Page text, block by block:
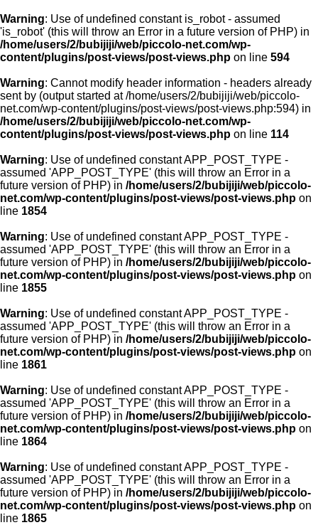
Warning: Use of undefined constant is_robot - assumed
'is_robot' (this will throw an Error in a future version of PHP) in
/home/users/2/bubijiji/web/piccolo-net.com/wp-
content/plugins/post-views/post-views.php on line 594
Warning: Cannot modify header information - headers already
sent by (output started at /home/users/2/bubijiji/web/piccolo-
net.com/wp-content/plugins/post-views/post-views.php:594) in
/home/users/2/bubijiji/web/piccolo-net.com/wp-
content/plugins/post-views/post-views.php on line 114
Warning: Use of undefined constant APP_POST_TYPE -
assumed 'APP_POST_TYPE' (this will throw an Error in a
future version of PHP) in /home/users/2/bubijiji/web/piccolo-
net.com/wp-content/plugins/post-views/post-views.php on
line 1854
Warning: Use of undefined constant APP_POST_TYPE -
assumed 'APP_POST_TYPE' (this will throw an Error in a
future version of PHP) in /home/users/2/bubijiji/web/piccolo-
net.com/wp-content/plugins/post-views/post-views.php on
line 1855
Warning: Use of undefined constant APP_POST_TYPE -
assumed 'APP_POST_TYPE' (this will throw an Error in a
future version of PHP) in /home/users/2/bubijiji/web/piccolo-
net.com/wp-content/plugins/post-views/post-views.php on
line 1861
Warning: Use of undefined constant APP_POST_TYPE -
assumed 'APP_POST_TYPE' (this will throw an Error in a
future version of PHP) in /home/users/2/bubijiji/web/piccolo-
net.com/wp-content/plugins/post-views/post-views.php on
line 1864
Warning: Use of undefined constant APP_POST_TYPE -
assumed 'APP_POST_TYPE' (this will throw an Error in a
future version of PHP) in /home/users/2/bubijiji/web/piccolo-
net.com/wp-content/plugins/post-views/post-views.php on
line 1865